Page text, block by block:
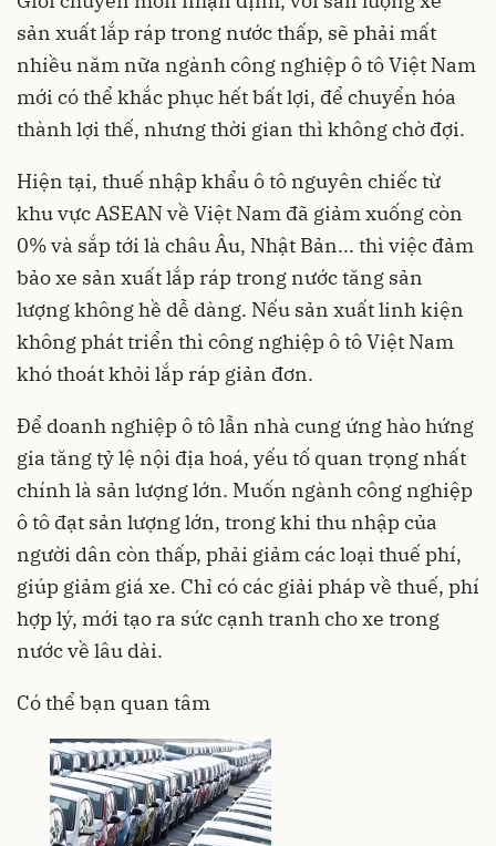
sản xuất lắp ráp trong nước thấp, sẽ phải mất
nhiều năm nữa ngành công nghiệp ô tô Việt Nam
mới có thể khắc phục hết bất lợi, để chuyển hóa
thành lợi thế, nhưng thời gian thì không chờ đợi.
Hiện tại, thuế nhập khẩu ô tô nguyên chiếc từ
khu vực ASEAN về Việt Nam đã giảm xuống còn
0% và sắp tới là châu Âu, Nhật Bản... thì việc đảm
bảo xe sản xuất lắp ráp trong nước tăng sản
lượng không hề dễ dàng. Nếu sản xuất linh kiện
không phát triển thì công nghiệp ô tô Việt Nam
khó thoát khỏi lắp ráp giản đơn.
Để doanh nghiệp ô tô lẫn nhà cung ứng hào hứng
gia tăng tỷ lệ nội địa hoá, yếu tố quan trọng nhất
chính là sản lượng lớn. Muốn ngành công nghiệp
ô tô đạt sản lượng lớn, trong khi thu nhập của
người dân còn thấp, phải giảm các loại thuế phí,
giúp giảm giá xe. Chỉ có các giải pháp về thuế, phí
hợp lý, mới tạo ra sức cạnh tranh cho xe trong
nước về lâu dài.
Có thể bạn quan tâm